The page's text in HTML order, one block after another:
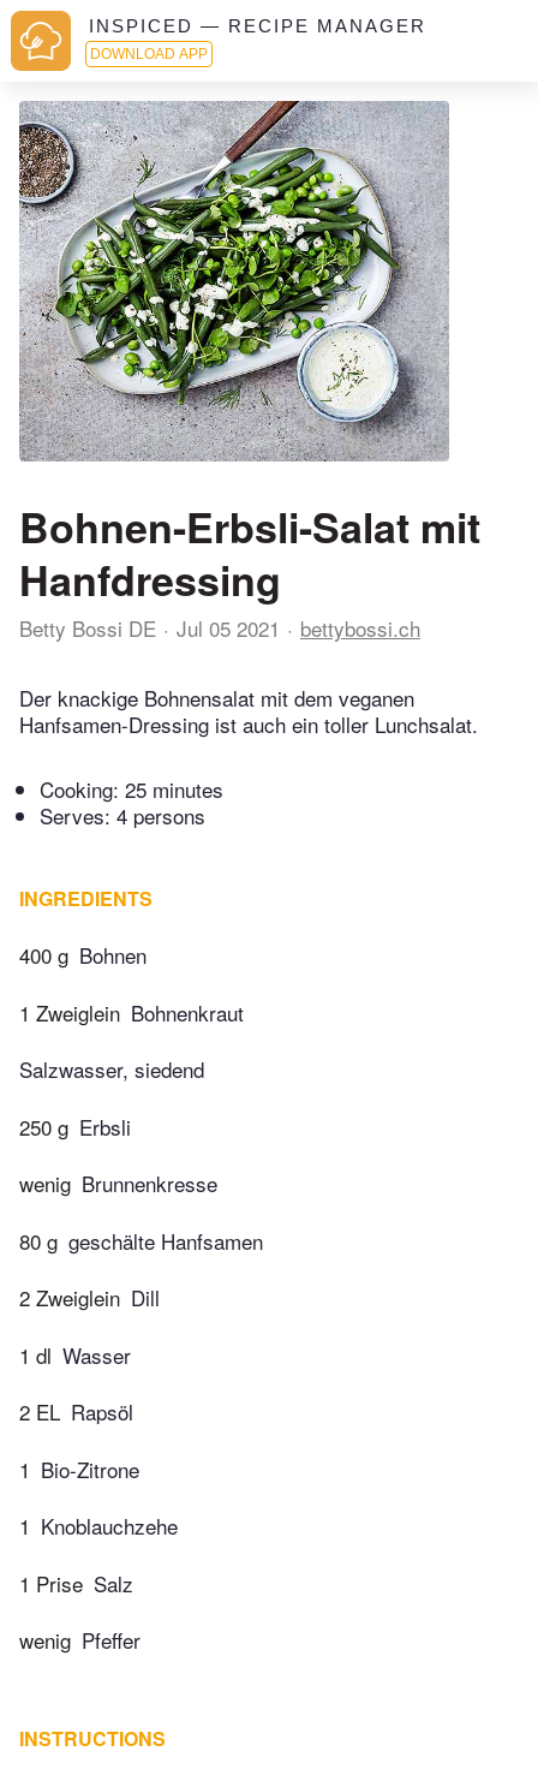
INSPICED — RECIPE MANAGER
DOWNLOAD APP
Bohnen-Erbsli-Salat mit
Hanfdressing
Betty Bossi DE Jul 05 2021 bettybossi.ch
Der knackige Bohnensalat mit dem veganen
Hanfsamen-Dressing ist auch ein toller Lunchsalat.
Cooking: 25 minutes
Serves: 4 persons
INGREDIENTS
400 g Bohnen
1 Zweiglein Bohnenkraut
Salzwasser, siedend
250 g Erbsli
wenig Brunnenkresse
80 g geschälte Hanfsamen
2 Zweiglein Dill
1 dl Wasser
2 EL Rapsöl
1 Bio-Zitrone
1 Knoblauchzehe
1 Prise Salz
wenig Pfeffer
INSTRUCTIONS